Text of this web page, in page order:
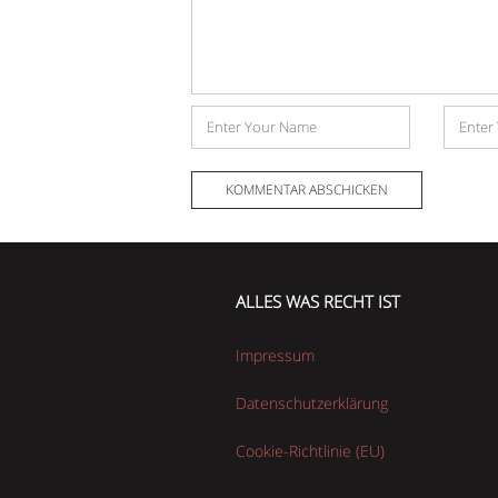
Name
Mail-
ALLES WAS RECHT IST
Impressum
Datenschutzerklärung
Cookie-Richtlinie (EU)